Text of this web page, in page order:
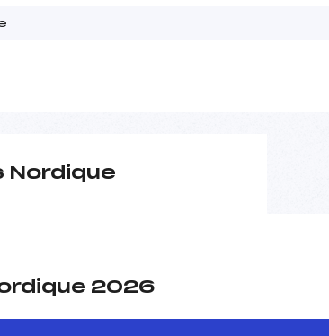
Nordique
2026